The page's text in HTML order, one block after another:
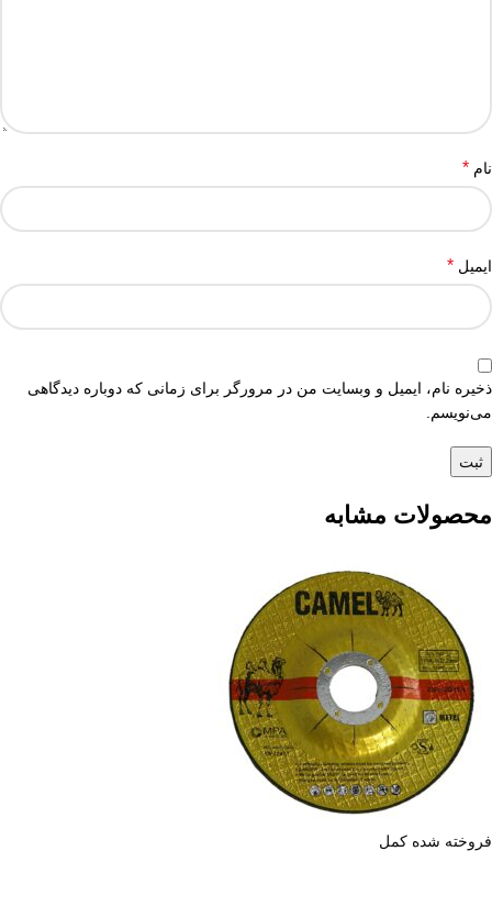
نام *
ایمیل *
ذخیره نام، ایمیل و وبسایت من در مرورگر برای زمانی که دوباره دیدگاهی
می‌نویسم.
محصولات مشابه
فروخته شده کمل